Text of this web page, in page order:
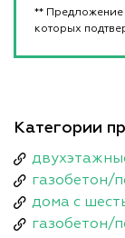
** Предложение
которых
Категории
газобетон/
дома с
газобетон/